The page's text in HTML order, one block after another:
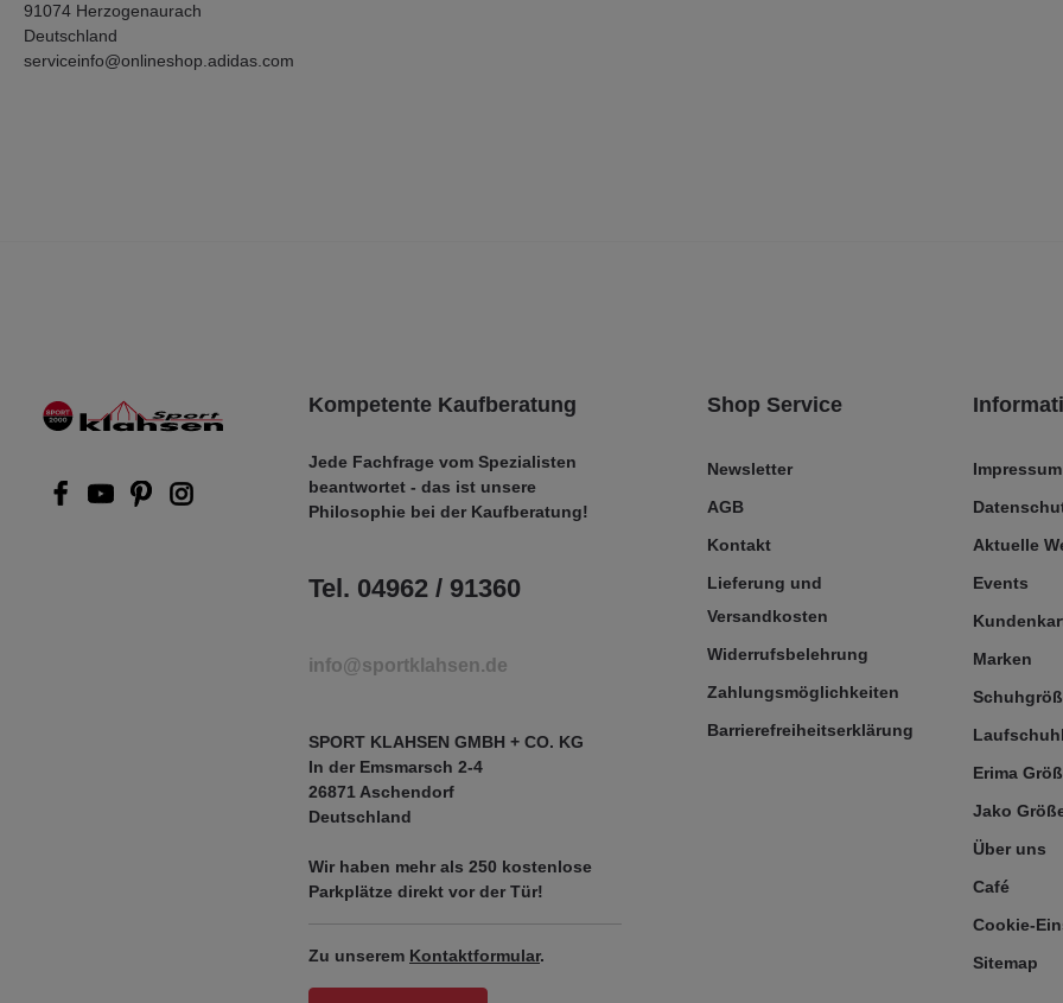
91074 Herzogenaurach
Deutschland
serviceinfo@onlineshop.adidas.com
Kompetente Kaufberatung
Jede Fachfrage vom Spezialisten
beantwortet - das ist unsere
Philosophie bei der Kaufberatung!
Tel. 04962 / 91360
info@sportklahsen.de
SPORT KLAHSEN GMBH + CO. KG
In der Emsmarsch 2-4
26871 Aschendorf
Deutschland
Wir haben mehr als 250 kostenlose
Parkplätze direkt vor der Tür!
Zu unserem Kontaktformular.
Shop Service
Newsletter
AGB
Kontakt
Lieferung und
Versandkosten
Widerrufsbelehrung
Zahlungsmöglichkeiten
Barrierefreiheitserklärung
Impressum
Aktuelle
Events
Marken
Erima
Jako
Über uns
Café
Cookie-
Sitemap